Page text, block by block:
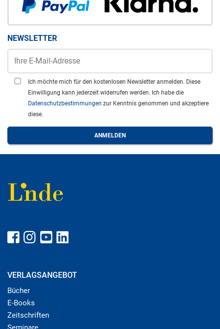
NEWSLETTER
Ich möchte mich für den kostenlosen Newsletter anmelden. Diese
Einwilligung kann jederzeit widerrufen werden. Ich habe die
Datenschutzbestimmungen zur Kenntnis genommen und akzeptiere
diese.
VERLAGSANGEBOT
Bücher
E-Books
Zeitschriften